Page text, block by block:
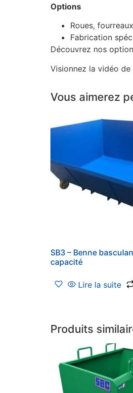
Options
Roues,
Fabrication
Découvrez nos
Visionnez la vidéo
Vous aimerez
SB3 – Benne
capacité
Lire la suite
Produits